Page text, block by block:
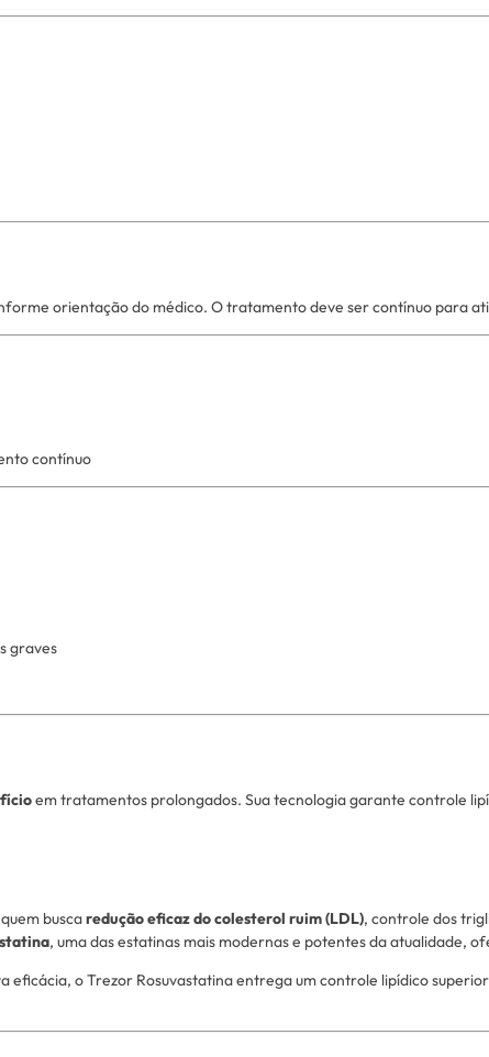
orientação do médico. O tratamento deve ser contínuo para
contínuo
graves
em tratamentos prolongados. Sua tecnologia garante controle
buscaredução eficaz do colesterol ruim (LDL), controle dos
, uma das estatinas mais modernas e potentes da atualidade,
eficácia, o Trezor Rosuvastatina entrega um controle lipídico